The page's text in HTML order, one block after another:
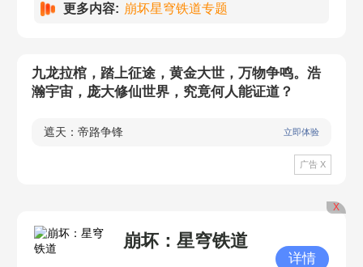
更多内容: 崩坏星穹铁道专题
九龙拉棺，踏上征途，黄金大世，万物争鸣。浩
瀚宇宙，庞大修仙世界，究竟何人能证道？
遮天：帝路争锋 立即体验
广告 X
X
崩坏：星穹铁道
详情